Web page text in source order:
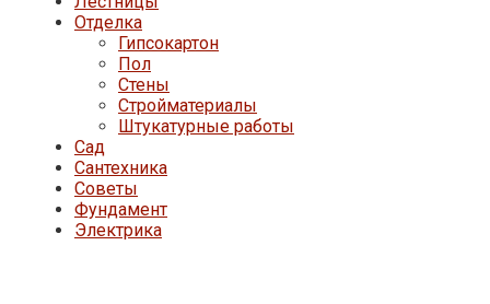
Отделка
Гипсокартон
Пол
Стены
Стройматериалы
Штукатурные работы
Сад
Сантехника
Советы
Фундамент
Электрика